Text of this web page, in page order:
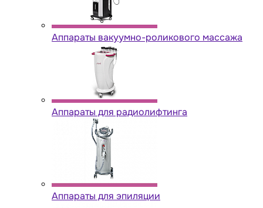
Аппараты вакуумно-роликового массажа
Аппараты для радиолифтинга
Аппараты для эпиляции